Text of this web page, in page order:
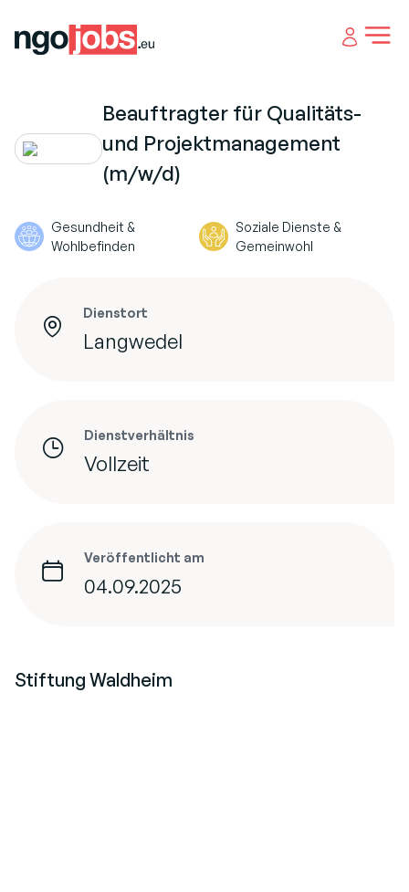
Open
Beauftragter für Qualitäts-
und Projektmanagement
(m/w/d)
Gesundheit &
Wohlbefinden
Soziale Dienste &
Gemeinwohl
Dienstort
Langwedel
Dienstverhältnis
Vollzeit
Veröffentlicht am
04.09.2025
Stiftung Waldheim